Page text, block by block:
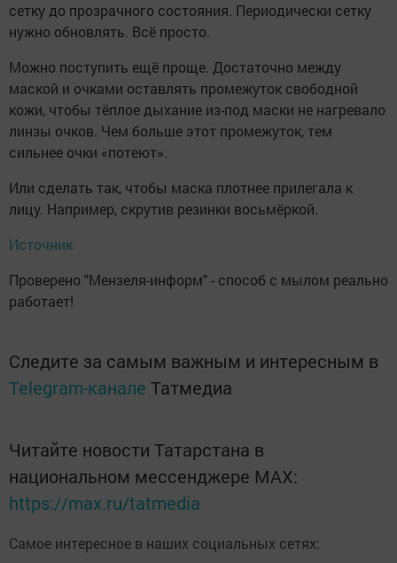
сетку до прозрачного состояния. Периодически сетку
нужно обновлять. Всё просто.
Можно поступить ещё проще. Достаточно между
маской и очками оставлять промежуток свободной
кожи, чтобы тёплое дыхание из-под маски не нагревало
линзы очков. Чем больше этот промежуток, тем
сильнее очки «потеют».
Или сделать так, чтобы маска плотнее прилегала к
лицу. Например, скрутив резинки восьмёркой.
Источник
Проверено "Мензеля-информ" - способ с мылом реально
работает!
Следите за самым важным и интересным в
Telegram-канале Татмедиа
Читайте новости Татарстана в
национальном мессенджере MАХ:
https://max.ru/tatmedia
Самое интересное в наших социальных сетях: